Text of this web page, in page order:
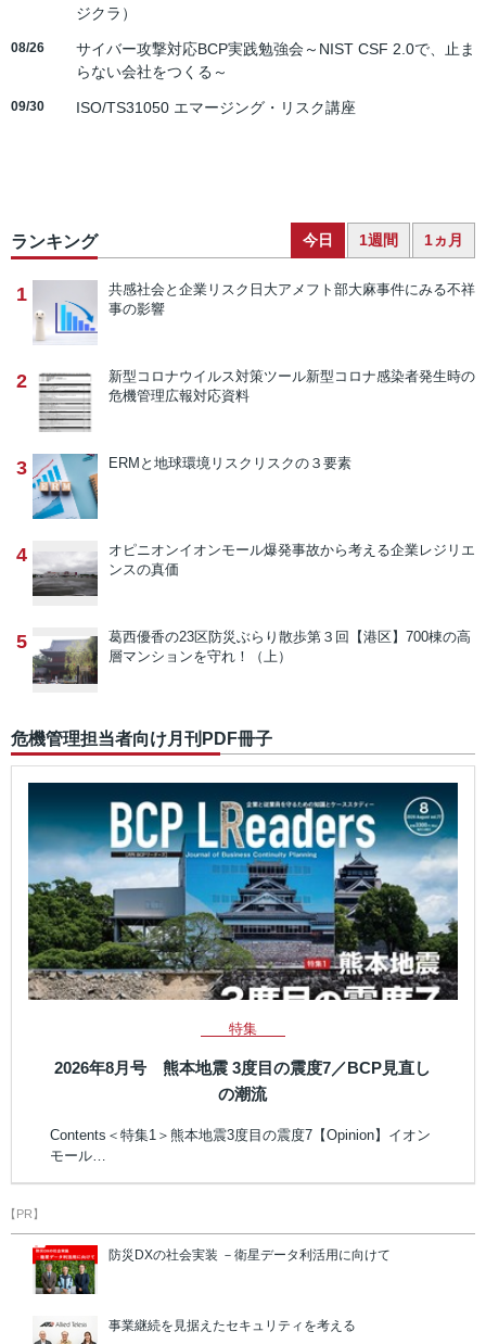
ジクラ）
08/26
サイバー攻撃対応BCP実践勉強会～NIST CSF 2.0で、止ま
らない会社をつくる～
09/30 ISO/TS31050 エマージング・リスク講座
ランキング 今日 1週間 1ヵ月
1 共感社会と企業リスク 日大アメフト部大麻事件にみる不祥
事の影響
2 新型コロナウイルス対策ツール新型コロナ感染者発生時の
危機管理広報対応資料
3 ERMと地球環境リスク リスクの３要素
4 オピニオンイオンモール爆発事故から考える企業レジリエ
ンスの真価
5 葛西優香の23区防災ぶらり散歩第３回【港区】700棟の高
層マンションを守れ！（上）
危機管理担当者向け月刊PDF冊子
特集
2026年8月号 熊本地震 3度目の震度7／BCP見直し
の潮流
Contents＜特集1＞熊本地震3度目の震度7【Opinion】イオン
モール…
【PR】
防災DXの社会実装 －衛星データ利活用に向けて
事業継続を見据えたセキュリティを考える